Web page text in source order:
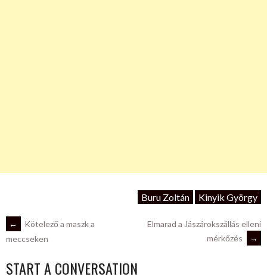
Buru Zoltán Kinyik György
POST
NAVIGATION
←
Kötelező a maszk a
meccseken
Elmarad a Jászárokszállás elleni
mérkőzés
→
START A CONVERSATION